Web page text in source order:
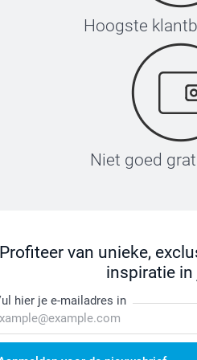
Hoogste
Niet goed
Profiteer van unieke,
inspiratie in
hier je e-mailadres in